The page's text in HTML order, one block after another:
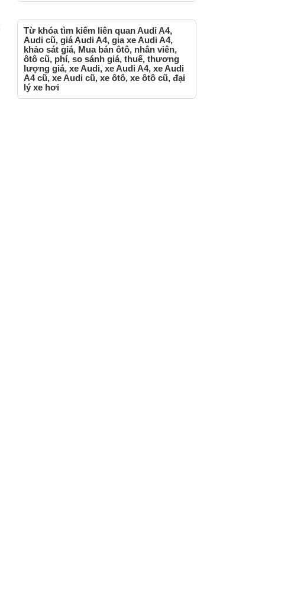
Từ khóa tìm kiếm liên quan Audi A4,
Audi cũ, giá Audi A4, gia xe Audi A4,
khảo sát giá, Mua bán ôtô, nhân viên,
ôtô cũ, phí, so sánh giá, thuế, thương
lượng giá, xe Audi, xe Audi A4, xe Audi
A4 cũ, xe Audi cũ, xe ôtô, xe ôtô cũ, đại
lý xe hơi